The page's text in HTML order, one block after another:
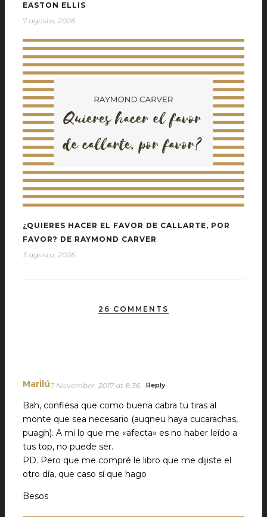
EASTON ELLIS
7 agosto, 2026
¿QUIERES HACER EL FAVOR DE CALLARTE, POR
FAVOR? DE RAYMOND CARVER
3 agosto, 2026
26 COMMENTS
Marilú7 November, 2017 at 8:36 Reply
Bah, confiesa que como buena cabra tu tiras al
monte que sea necesario (auqneu haya cucarachas,
puagh). A mi lo que me «afecta» es no haber leído a
tus top, no puede ser.
PD. Pero que me compré le libro que me dijiste el
otro día, que caso sí que hago
Besos